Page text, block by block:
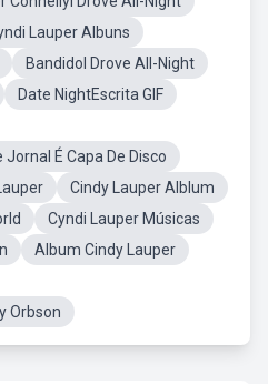
Lauper Albuns
BandidoI Drove All-Night
Date NightEscrita GIF
É Capa De Disco
Cindy Lauper Alblum
Cyndi Lauper Músicas
Album Cindy Lauper
Orbson